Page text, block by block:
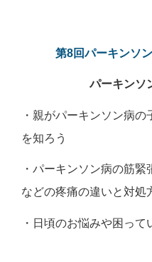
第8回パーキンソ
パーキンソンを
・親がパーキンソン病
を知ろう
・パーキンソン病の筋
などの疼痛の違いと対処
・日頃のお悩みや困って